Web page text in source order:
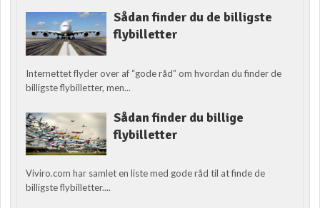
Sådan finder du de billigste
flybilletter
Internettet flyder over af “gode råd” om hvordan du finder de
billigste flybilletter, men...
Sådan finder du billige
flybilletter
Viviro.com har samlet en liste med gode råd til at finde de
billigste flybilletter....